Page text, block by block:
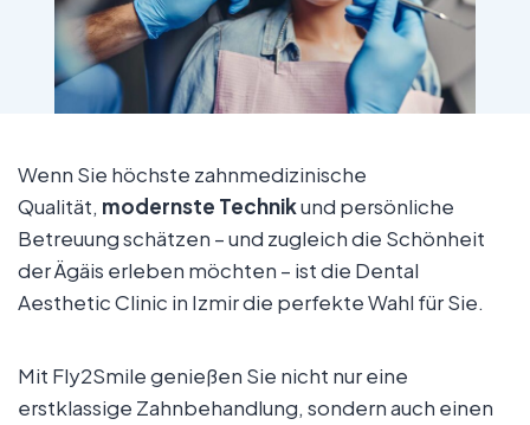
Wenn Sie höchste zahnmedizinische
Qualität, modernste Technikund persönliche
Betreuung schätzen – und zugleich die Schönheit
der Ägäis erleben möchten – ist die Dental
Aesthetic Clinic in Izmir die perfekte Wahl für Sie.
Mit Fly2Smile genießen Sie nicht nur eine
erstklassige Zahnbehandlung, sondern auch einen